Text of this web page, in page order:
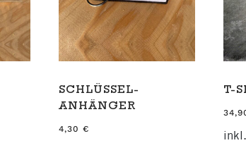
SCHLÜSSEL­
ANHÄNGER
4,30 €
T-